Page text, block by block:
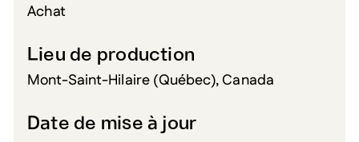
Achat
Lieu de production
Mont-Saint-Hilaire (Québec), Canada
Date de mise à jour